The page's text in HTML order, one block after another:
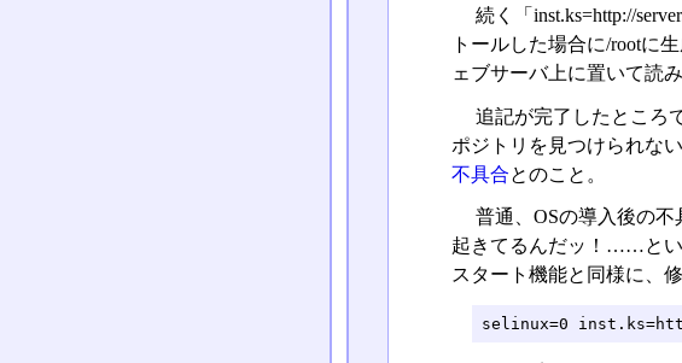
続く「inst.ks=http://
トールした場合に/rootに
ェブサーバ上に置いて読
追記が完了したところ
ポジトリを見つけられな
不具合とのこと。
普通、OSの導入後の
起きてるんだッ！……とい
スタート機能と同様に、
selinux=0